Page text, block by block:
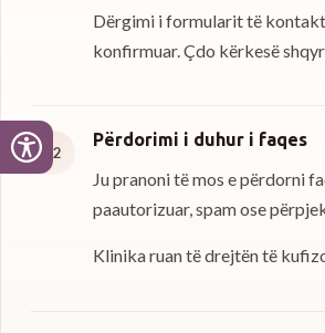
Dërgimi i formularit të
konfirmuar. Çdo kërkesë
02
Përdorimi i duhur i faqes
Ju pranoni të mos e përdorni
paautorizuar, spam ose
Klinika ruan të drejtën të